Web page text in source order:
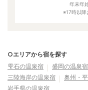
年末年
※17時以降
○エリアから宿を探す
雫石の温泉宿
盛岡の温泉宿
三陸海岸の温泉宿
奥州・
岩手県の温泉宿